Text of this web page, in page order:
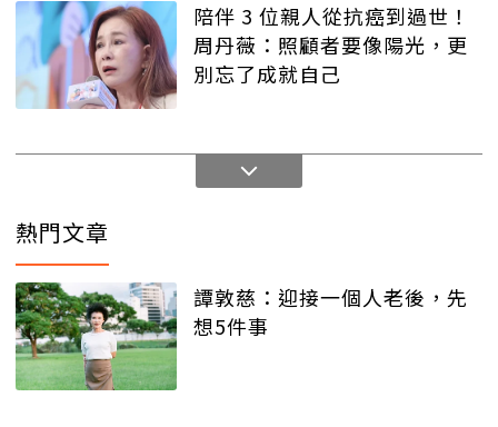
陪伴 3 位親人從抗癌到過世！
周丹薇：照顧者要像陽光，更
別忘了成就自己
熱門文章
譚敦慈：迎接一個人老後，先
想5件事